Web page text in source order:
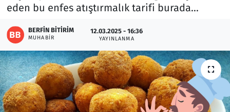
eden bu enfes atıştırmalık tarifi burada...
BERFIN BITIRIM
MUHABIR
12.03.2025 - 16:36
YAYINLANMA
Otomobil
Oyun
Ramazan
Resmi İlanlar